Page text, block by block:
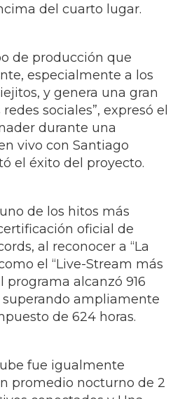
del cuarto lugar.
de producción que
especialmente a los
y genera una gran
sociales”, expresó el
durante una
vivo con Santiago
el éxito del proyecto.
de los hitos más
oficial de
al reconocer a “La
el “Live-Stream más
programa alcanzó 916
superando ampliamente
de 624 horas.
fue igualmente
promedio nocturno de 2